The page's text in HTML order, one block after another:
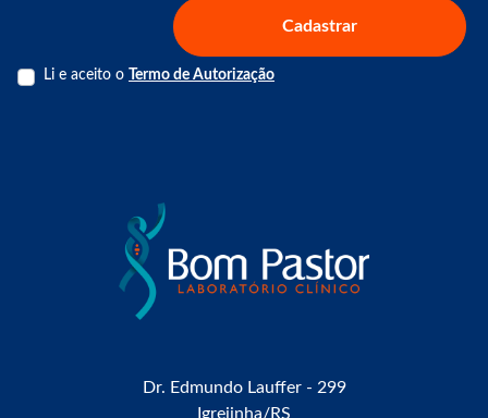
Cadastrar
Li e aceito o Termo de Autorização
Dr. Edmundo Lauffer - 299
Igrejinha/RS